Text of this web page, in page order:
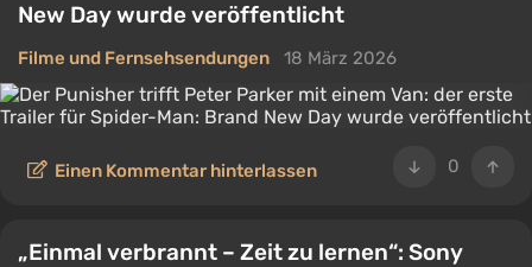
New Day wurde veröffentlicht
Filme und Fernsehsendungen 18 März 2026
0
Einen Kommentar hinterlassen
„Einmal verbrannt – Zeit zu lernen“: Sony